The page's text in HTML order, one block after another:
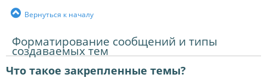
Вернуться к началу
Форматирование сообщений и типы
создаваемых тем
Что такое закрепленные темы?